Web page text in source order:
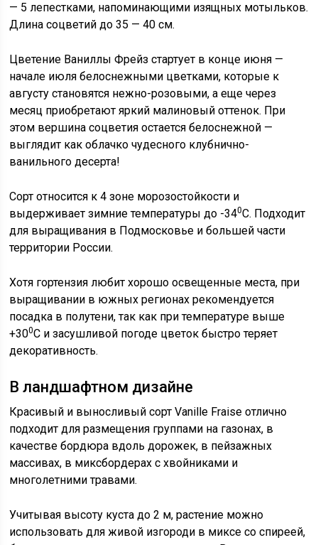
— 5 лепестками, напоминающими изящных мотыльков.
Длина соцветий до 35 — 40 см.
Цветение Ваниллы Фрейз стартует в конце июня —
начале июля белоснежными цветками, которые к
августу становятся нежно-розовыми, а еще через
месяц приобретают яркий малиновый оттенок. При
этом вершина соцветия остается белоснежной —
выглядит как облачко чудесного клубнично-
ванильного десерта!
Сорт относится к 4 зоне морозостойкости и
выдерживает зимние температуры до -340С. Подходит
для выращивания в Подмосковье и большей части
территории России.
Хотя гортензия любит хорошо освещенные места, при
выращивании в южных регионах рекомендуется
посадка в полутени, так как при температуре выше
+300С и засушливой погоде цветок быстро теряет
декоративность.
В ландшафтном дизайне
Красивый и выносливый сорт Vanille Fraise отлично
подходит для размещения группами на газонах, в
качестве бордюра вдоль дорожек, в пейзажных
массивах, в миксбордерах с хвойниками и
многолетними травами.
Учитывая высоту куста до 2 м, растение можно
использовать для живой изгороди в миксе со спиреей,